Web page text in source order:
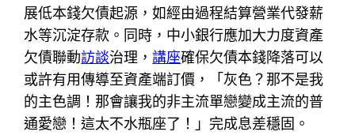
展低本錢欠債起源，如經由過程結算營業代發薪
水等沉淀存款。同時，中小銀行應加大力度資產
欠債聯動訪談治理，講座確保欠債本錢降落可以
或許有用傳導至資產端訂價，「灰色？那不是我
的主色調！那會讓我的非主流單戀變成主流的普
通愛戀！這太不水瓶座了！」完成息差穩固。